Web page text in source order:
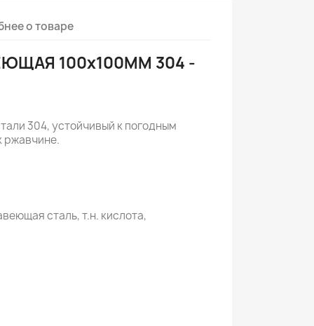
о товаре
100x100MM 304 -
304, устойчивый к погодным
ржавчине.
сталь, т.н. кислота,